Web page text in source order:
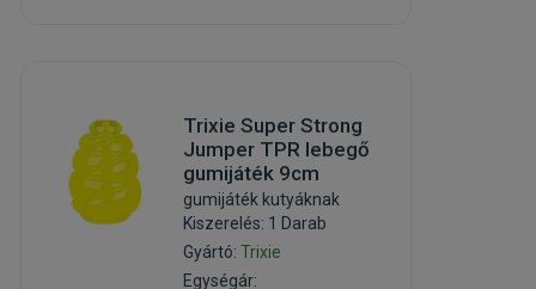
Trixie Super Strong
Jumper TPR lebegő
gumijáték 9cm
gumijáték kutyáknak
Kiszerelés: 1 Darab
Gyártó:Trixie
Egységár: